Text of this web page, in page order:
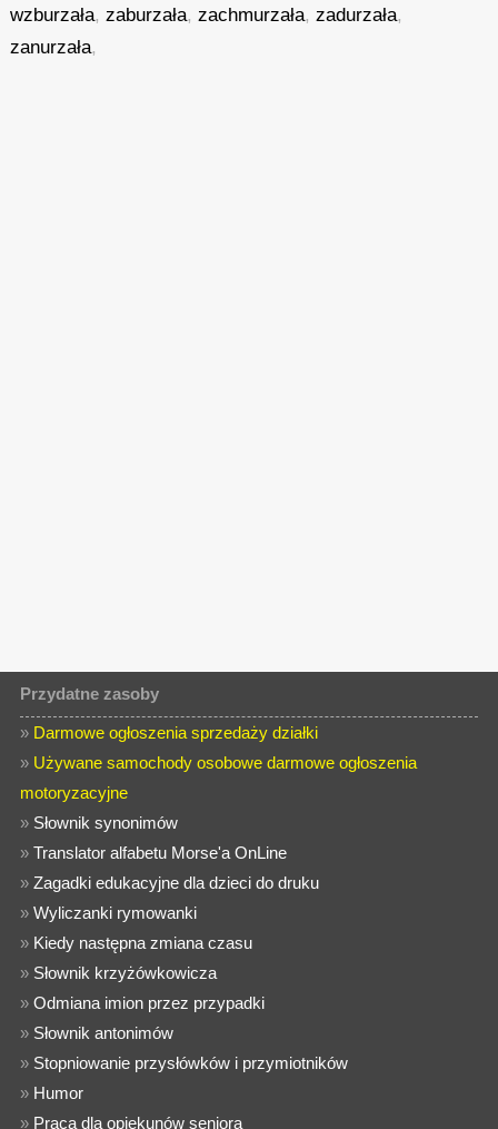
wzburzała,zaburzała,zachmurzała,zadurzała,
zanurzała,
Przydatne zasoby
» Darmowe ogłoszenia sprzedaży działki
» Używane samochody osobowe darmowe ogłoszenia
motoryzacyjne
» Słownik synonimów
»Translator alfabetu Morse'a OnLine
»Zagadki edukacyjne dla dzieci do druku
»Wyliczanki rymowanki
» Kiedy następna zmiana czasu
» Słownik krzyżówkowicza
»Odmiana imion przez przypadki
» Słownik antonimów
» Stopniowanie przysłówków i przymiotników
» Humor
» Praca dla opiekunów seniora